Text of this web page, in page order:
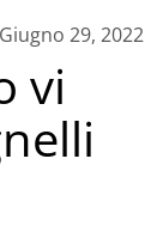
29, 2022
vi